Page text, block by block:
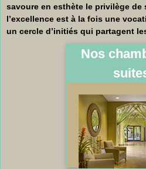
savoure en esthète le privilège de
l’excellence est à la fois une
un cercle d’initiés qui partagent
Nos